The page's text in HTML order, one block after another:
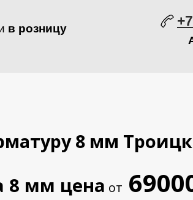
в розницу
+7
8 мм Троицк
8 мм цена от